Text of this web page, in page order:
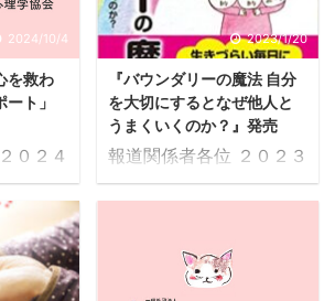
2024/10/4
を救わ
ト」
０２４
団法人
ジー
救われ
ート」
互いに
2023/1/20
『バウンダリーの魔法 自分
を大切にするとなぜ他人と
うまくいくのか？』発売
報道関係者各位 ２０２３
／１／１１ 一般社団法人
家族、友人…人間関係を
こじらせたくない人必読